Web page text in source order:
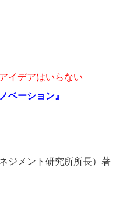
イデアはいらない
ベーション』
ジメント研究所所長）著